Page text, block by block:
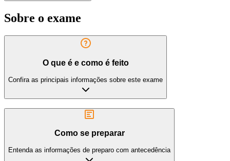
Sobre o exame
O que é e como é feito
Confira as principais informações sobre este exame
Como se preparar
Entenda as informações de preparo com antecedência